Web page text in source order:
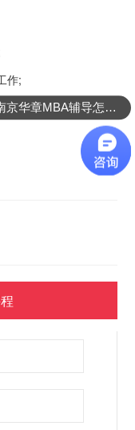
作;
南京华章MBA辅导怎么样